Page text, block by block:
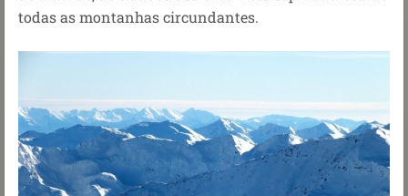
todas as montanhas circundantes.